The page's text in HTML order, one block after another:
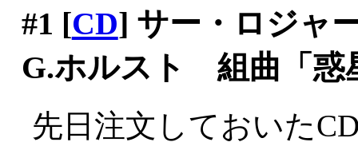
#1 [CD] サー・ロジャ
G.ホルスト 組曲「惑
先日注文しておいた